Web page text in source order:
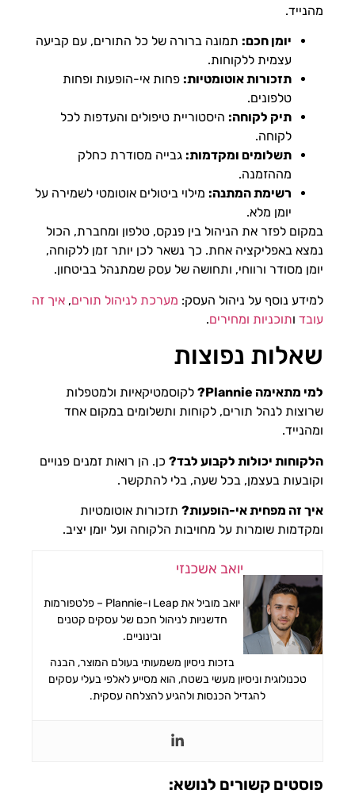
מהנייד.
יומן חכם: תמונה ברורה של כל התורים, עם קביעה
עצמית ללקוחות.
תזכורות אוטומטיות: פחות אי-הופעות ופחות
טלפונים.
תיק לקוחה: היסטוריית טיפולים והעדפות לכל
לקוחה.
תשלומים ומקדמות: גבייה מסודרת כחלק
מההזמנה.
רשימת המתנה: מילוי ביטולים אוטומטי לשמירה על
יומן מלא.
במקום לפזר את הניהול בין פנקס, טלפון ומחברת, הכול
נמצא באפליקציה אחת. כך נשאר לכן יותר זמן ללקוחה,
יומן מסודר ורווחי, ותחושה של עסק שמתנהל בביטחון.
למידע נוסף על ניהול העסק: מערכת לניהול תורים, איך זה
עובד ותוכניות ומחירים.
שאלות נפוצות
למי מתאימה Plannie?
לקוסמטיקאיות ולמטפלות
שרוצות לנהל תורים, לקוחות ותשלומים במקום אחד
ומהנייד.
הלקוחות יכולות לקבוע לבד? כן. הן רואות זמנים פנויים
וקובעות בעצמן, בכל שעה, בלי להתקשר.
איך זה מפחית אי-הופעות? תזכורות אוטומטיות
ומקדמות שומרות על מחויבות הלקוחה ועל יומן יציב.
יואב אשכנזי
יואב מוביל את Leap ו-Plannie – פלטפורמות
חדשניות לניהול חכם של עסקים קטנים
ובינוניים.
בזכות ניסיון משמעותי בעולם המוצר, הבנה
טכנולוגית וניסיון מעשי בשטח, הוא מסייע לאלפי בעלי עסקים
להגדיל הכנסות ולהגיע להצלחה עסקית.
פוסטים קשורים לנושא: